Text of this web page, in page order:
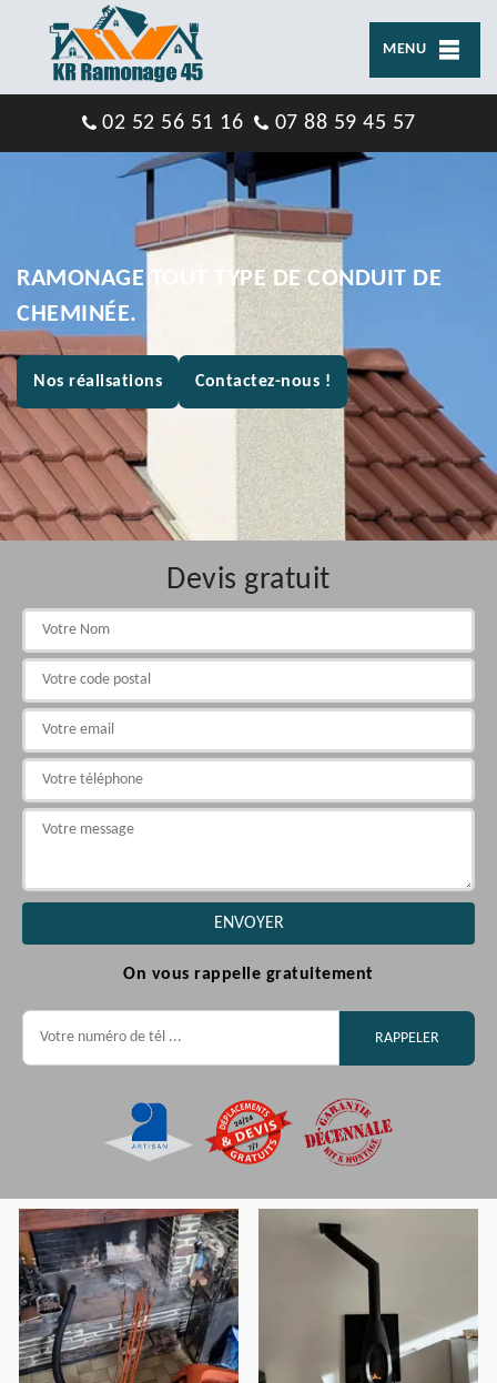
MENU
02 52 56 51 16 07 88 59 45 57
RAMONAGE TOUT TYPE DE CONDUIT DE
CHEMINÉE.
Nos réalisations Contactez-nous !
Devis gratuit
On vous rappelle gratuitement